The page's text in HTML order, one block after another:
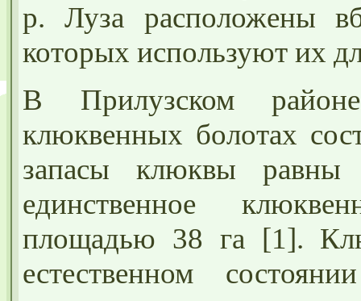
р. Луза расположены
которых используют их
В Прилузском
клюквенных болотах
запасы клюквы
единственное
площадью 38 га [1].
естественном